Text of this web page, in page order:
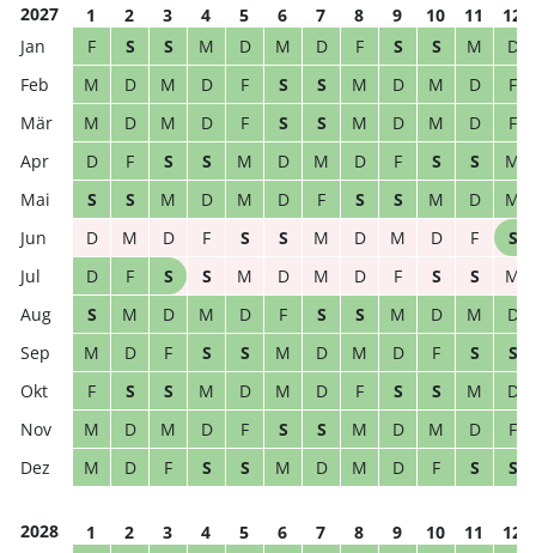
2027 1 2 3 4 5 6 7 8 9 10 11
12
F
S S M D M D F S S M
D
M
D M D F S S M D M D
F
M
D M D F S S M D M D
F
D
F S S M D M D F S S
M
S
S M D M D F S S M D
M
D
M D F S S M D M D F
S
D
F S S M D M D F S S
M
S
M D M D F S S M D M
D
M
D F S S M D M D F S
S
F
S S M D M D F S S M
D
M
D M D F S S M D M D
F
M
D F S S M D M D F S S
2028 1 2 3 4 5 6 7 8 9 10 11
12